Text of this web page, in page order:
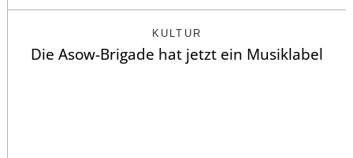
KULTUR
Die Asow-Brigade hat jetzt ein Musiklabel